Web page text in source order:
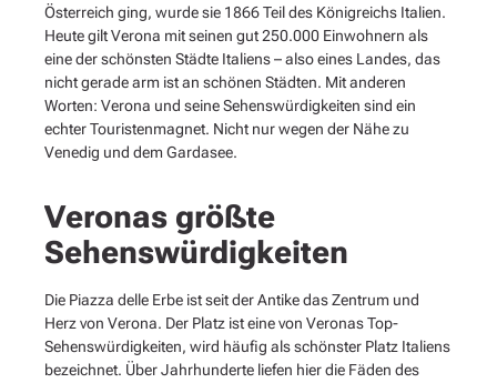
Österreich ging, wurde sie 1866 Teil des Königreichs Italien.
Heute gilt Verona mit seinen gut 250.000 Einwohnern als
eine der schönsten Städte Italiens – also eines Landes, das
nicht gerade arm ist an schönen Städten. Mit anderen
Worten: Verona und seine Sehenswürdigkeiten sind ein
echter Touristenmagnet. Nicht nur wegen der Nähe zu
Venedig und dem Gardasee.
Veronas größte
Sehenswürdigkeiten
Die Piazza delle Erbe ist seit der Antike das Zentrum und
Herz von Verona. Der Platz ist eine von Veronas Top-
Sehenswürdigkeiten, wird häufig als schönster Platz Italiens
bezeichnet. Über Jahrhunderte liefen hier die Fäden des